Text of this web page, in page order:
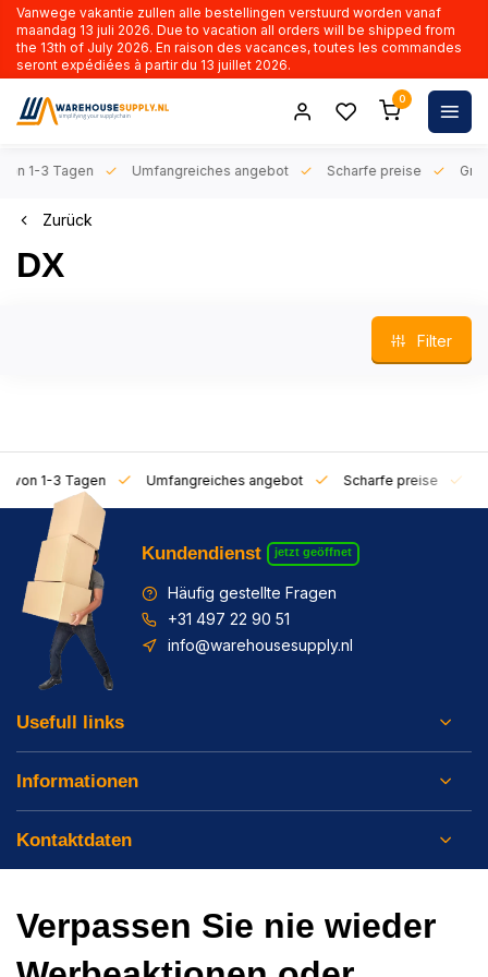
Vanwege vakantie zullen alle bestellingen verstuurd worden vanaf
maandag 13 juli 2026. Due to vacation all orders will be shipped from
the 13th of July 2026. En raison des vacances, toutes les commandes
seront expédiées à partir du 13 juillet 2026.
0
1-3 Tagen Umfangreiches angebot Scharfe preise Gratis
Zurück
DX
Filter
1-3 Tagen Umfangreiches angebot Scharfe preise
Kundendienst jetzt geöffnet
Häufig gestellte Fragen
+31 497 22 90 51
info@warehousesupply.nl
Usefull links
Informationen
Kontaktdaten
Verpassen Sie nie wieder